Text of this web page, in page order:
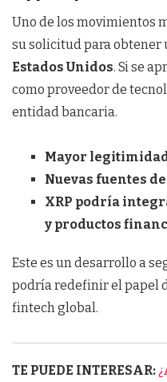
Uno de los movimientos
su solicitud para obtener
Estados Unidos. Si se
como proveedor de
entidad bancaria.
Mayor
Nuevas fuentes
XRP podría
y productos
Este es un desarrollo a
podría redefinir el papel
fintech global.
TE PUEDE INTERESAR: